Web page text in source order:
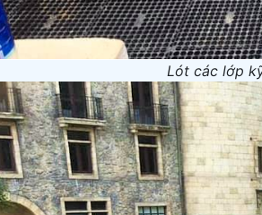
Lót các lớp